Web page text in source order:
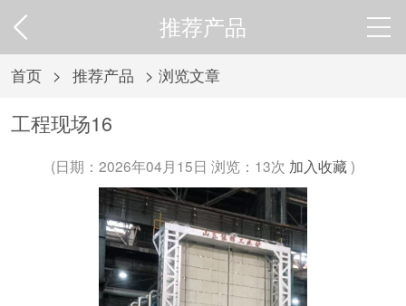
推荐产品
首页 > 推荐产品 > 浏览文章
工程现场16
(日期：2026年04月15日 浏览： 13次 加入收藏)